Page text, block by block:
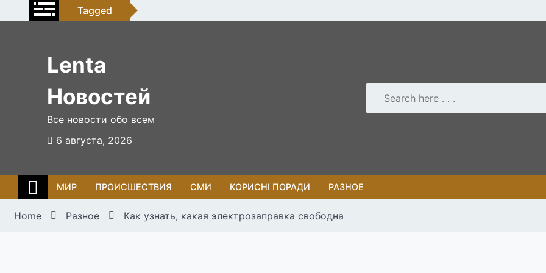
to
Tagged
Lenta
Новостей
Все новости обо всем
6 августа, 2026
МИР ПРОИСШЕСТВИЯ СМИ КОРИСНІ ПОРАДИ РАЗНОЕ
Home Разное Как узнать, какая электрозаправка свободна